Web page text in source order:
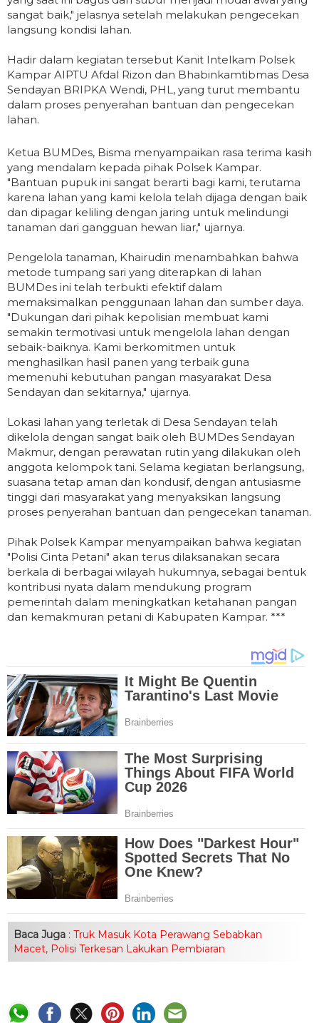
sangat baik," jelasnya setelah melakukan pengecekan
langsung kondisi lahan.
Hadir dalam kegiatan tersebut Kanit Intelkam Polsek
Kampar AIPTU Afdal Rizon dan Bhabinkamtibmas Desa
Sendayan BRIPKA Wendi, PHL, yang turut membantu
dalam proses penyerahan bantuan dan pengecekan
lahan.
Ketua BUMDes, Bisma menyampaikan rasa terima kasih
yang mendalam kepada pihak Polsek Kampar.
"Bantuan pupuk ini sangat berarti bagi kami, terutama
karena lahan yang kami kelola telah dijaga dengan baik
dan dipagar keliling dengan jaring untuk melindungi
tanaman dari gangguan hewan liar," ujarnya.
Pengelola tanaman, Khairudin menambahkan bahwa
metode tumpang sari yang diterapkan di lahan
BUMDes ini telah terbukti efektif dalam
memaksimalkan penggunaan lahan dan sumber daya.
"Dukungan dari pihak kepolisian membuat kami
semakin termotivasi untuk mengelola lahan dengan
sebaik-baiknya. Kami berkomitmen untuk
menghasilkan hasil panen yang terbaik guna
memenuhi kebutuhan pangan masyarakat Desa
Sendayan dan sekitarnya," ujarnya.
Lokasi lahan yang terletak di Desa Sendayan telah
dikelola dengan sangat baik oleh BUMDes Sendayan
Makmur, dengan perawatan rutin yang dilakukan oleh
anggota kelompok tani. Selama kegiatan berlangsung,
suasana tetap aman dan kondusif, dengan antusiasme
tinggi dari masyarakat yang menyaksikan langsung
proses penyerahan bantuan dan pengecekan tanaman.
Pihak Polsek Kampar menyampaikan bahwa kegiatan
"Polisi Cinta Petani" akan terus dilaksanakan secara
berkala di berbagai wilayah hukumnya, sebagai bentuk
kontribusi nyata dalam mendukung program
pemerintah dalam meningkatkan ketahanan pangan
dan kemakmuran petani di Kabupaten Kampar. ***
Baca Juga : Truk Masuk Kota Perawang Sebabkan
Macet, Polisi Terkesan Lakukan Pembiaran